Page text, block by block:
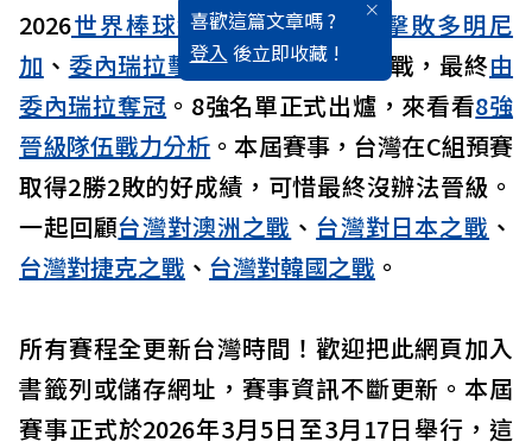
喜歡這篇文章嗎 ?
登入 後立即收藏 !
2026世界棒球經典賽，美國率先擊敗多明尼
加 、 委內瑞拉擊敗義大利晉級冠軍戰，最終由
委內瑞拉奪冠 。8強名單正式出爐，來看看8強
晉級隊伍戰力分析 。本屆賽事，台灣在C組預賽
取得2勝2敗的好成績，可惜最終沒辦法晉級。
一起回顧台灣對澳洲之戰 、 台灣對日本之戰 、
台灣對捷克之戰 、 台灣對韓國之戰 。
所有賽程全更新台灣時間！歡迎把此網頁加入
書籤列或儲存網址，賽事資訊不斷更新。本屆
賽事正式於2026年3月5日至3月17日舉行，這